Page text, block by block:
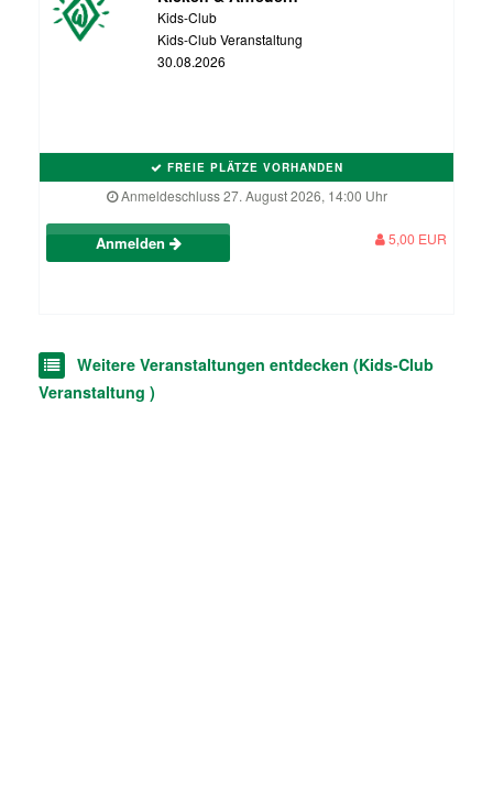
Kids-Club
Kids-Club Veranstaltung
30.08.2026
FREIE PLÄTZE VORHANDEN
Anmeldeschluss 27. August 2026, 14:00 Uhr
Anmelden 5,00 EUR
Weitere Veranstaltungen entdecken (Kids-Club
Veranstaltung )